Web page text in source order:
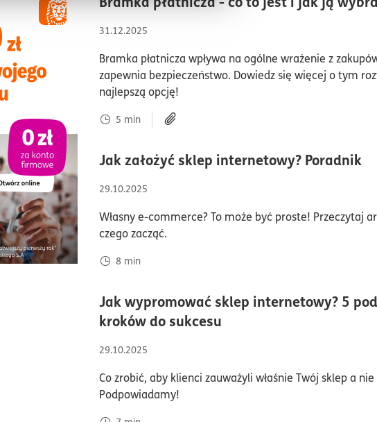
31.12.2025
Bramka płatnicza wpływa na ogólne wrażenie z
zapewnia bezpieczeństwo. Dowiedz się więcej o tym
najlepszą opcję!
5 min
Jak założyć sklep internetowy? Poradnik
29.10.2025
Własny e-commerce? To może być proste! Przeczytaj
czego zacząć.
8 min
Jak wypromować sklep internetowy? 5
kroków do sukcesuczas czytania7minuty
29.10.2025
Co zrobić, aby klienci zauważyli właśnie Twój sklep a
Podpowiadamy!